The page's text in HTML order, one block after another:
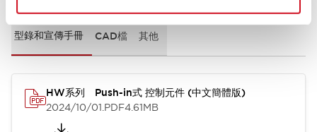
型錄和宣傳手冊 CAD檔 其他
HW系列 Push-in式 控制元件 (中文簡體版)
2024/10/01.PDF4.61MB